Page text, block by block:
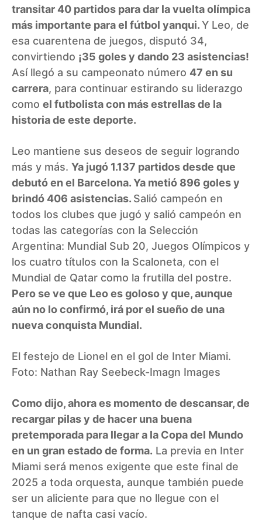
transitar 40 partidos para dar la vuelta olímpica
más importante para el fútbol yanqui.Y Leo, de
esa cuarentena de juegos, disputó 34,
convirtiendo ¡35 goles y dando 23 asistencias!
Así llegó a su campeonato número 47 en su
carrera, para continuar estirando su liderazgo
como el futbolista con más estrellas de la
historia de este deporte.
Leo mantiene sus deseos de seguir logrando
más y más. Ya jugó 1.137 partidos desde que
debutó en el Barcelona. Ya metió 896 goles y
brindó 406 asistencias. Salió campeón en
todos los clubes que jugó y salió campeón en
todas las categorías con la Selección
Argentina: Mundial Sub 20, Juegos Olímpicos y
los cuatro títulos con la Scaloneta, con el
Mundial de Qatar como la frutilla del postre.
Pero se ve que Leo es goloso y que, aunque
aún no lo confirmó, irá por el sueño de una
nueva conquista Mundial.
El festejo de Lionel en el gol de Inter Miami.
Foto: Nathan Ray Seebeck-Imagn Images
Como dijo, ahora es momento de descansar, de
recargar pilas y de hacer una buena
pretemporada para llegar a la Copa del Mundo
en un gran estado de forma. La previa en Inter
Miami será menos exigente que este final de
2025 a toda orquesta, aunque también puede
ser un aliciente para que no llegue con el
tanque de nafta casi vacío.